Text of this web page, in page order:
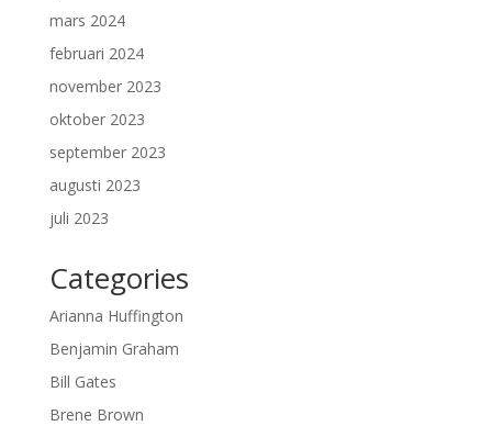
mars 2024
februari 2024
november 2023
oktober 2023
september 2023
augusti 2023
juli 2023
Categories
Arianna Huffington
Benjamin Graham
Bill Gates
Brene Brown